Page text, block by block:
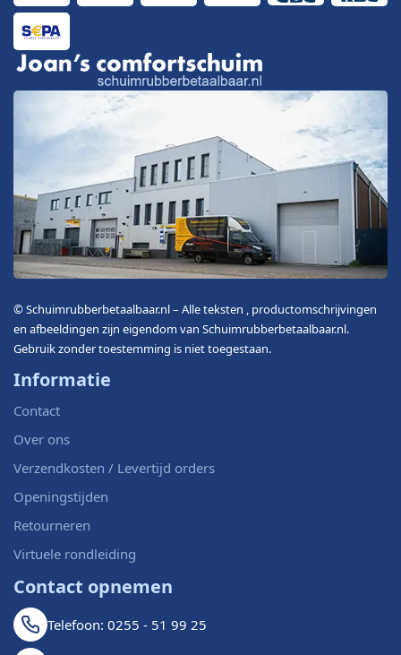
© Schuimrubberbetaalbaar.nl – Alle teksten , productomschrijvingen
en afbeeldingen zijn eigendom van Schuimrubberbetaalbaar.nl.
Gebruik zonder toestemming is niet toegestaan.
Informatie
Contact
Over ons
Verzendkosten / Levertijd orders
Openingstijden
Retourneren
Virtuele rondleiding
Contact opnemen
Telefoon: 0255 - 51 99 25